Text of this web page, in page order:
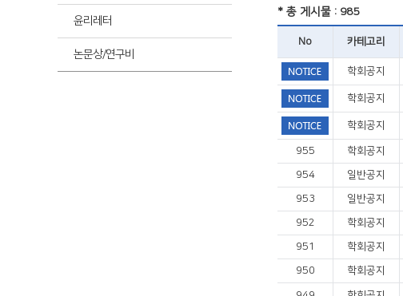
최신VOD
윤리레터
논문상/연구비
* 총 게시물 : 985
No 카테고리
학회공지
학회공지
학회공지
955 학회공지
954 일반공지
953 일반공지
952 학회공지
951 학회공지
950 학회공지